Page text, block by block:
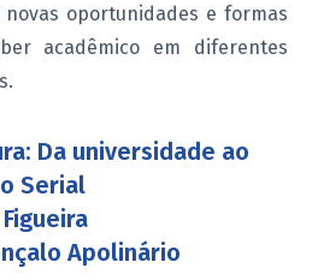
oportunidades e formas
acadêmico em diferentes
Da universidade ao
Serial
Apolinário